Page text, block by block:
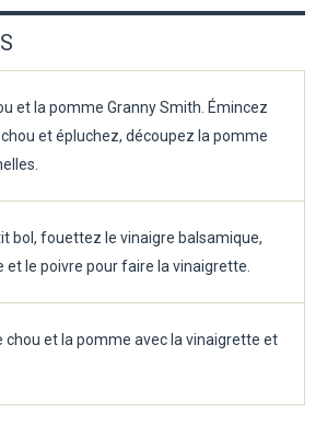
et la pomme Granny Smith. Émincez
et épluchez, découpez la pomme
bol, fouettez le vinaigre balsamique,
et le poivre pour faire la vinaigrette.
chou et la pomme avec la vinaigrette et